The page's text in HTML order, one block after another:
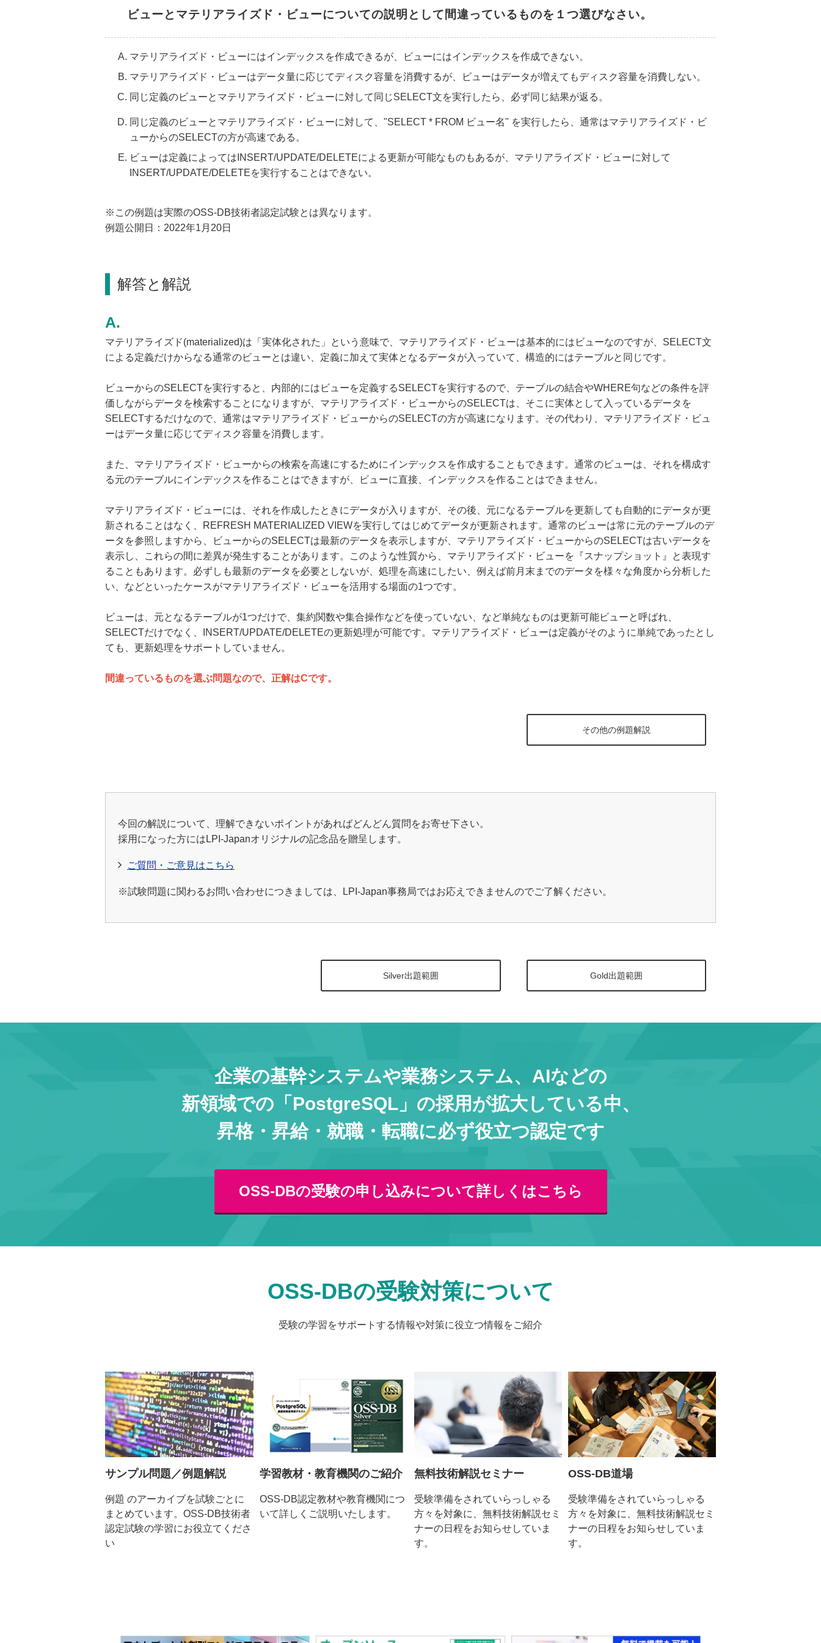
ビューとマテリアライズド・ビューについての説明として間違っているものを１つ選びなさい。
マテリアライズド・ビューにはインデックスを作成できるが、ビューにはインデックスを作成できない。
マテリアライズド・ビューはデータ量に応じてディスク容量を消費するが、ビューはデータが増えてもディスク容量を消費しない。
同じ定義のビューとマテリアライズド・ビューに対して同じSELECT文を実行したら、必ず同じ結果が返る。
同じ定義のビューとマテリアライズド・ビューに対して、"SELECT * FROM ビュー名" を実行したら、通常はマテリアライズド・ビ
ューからのSELECTの方が高速である。
ビューは定義によってはINSERT/UPDATE/DELETEによる更新が可能なものもあるが、マテリアライズド・ビューに対して
INSERT/UPDATE/DELETEを実行することはできない。
※この例題は実際のOSS-DB技術者認定試験とは異なります。
例題公開日：2022年1月20日
解答と解説
マテリアライズド(materialized)は「実体化された」という意味で、マテリアライズド・ビューは基本的にはビューなのですが、SELECT文
による定義だけからなる通常のビューとは違い、定義に加えて実体となるデータが入っていて、構造的にはテーブルと同じです。
ビューからのSELECTを実行すると、内部的にはビューを定義するSELECTを実行するので、テーブルの結合やWHERE句などの条件を評
価しながらデータを検索することになりますが、マテリアライズド・ビューからのSELECTは、そこに実体として入っているデータを
SELECTするだけなので、通常はマテリアライズド・ビューからのSELECTの方が高速になります。その代わり、マテリアライズド・ビュ
ーはデータ量に応じてディスク容量を消費します。
また、マテリアライズド・ビューからの検索を高速にするためにインデックスを作成することもできます。通常のビューは、それを構成す
る元のテーブルにインデックスを作ることはできますが、ビューに直接、インデックスを作ることはできません。
マテリアライズド・ビューには、それを作成したときにデータが入りますが、その後、元になるテーブルを更新しても自動的にデータが更
新されることはなく、REFRESH MATERIALIZED VIEWを実行してはじめてデータが更新されます。通常のビューは常に元のテーブルのデ
ータを参照しますから、ビューからのSELECTは最新のデータを表示しますが、マテリアライズド・ビューからのSELECTは古いデータを
表示し、これらの間に差異が発生することがあります。このような性質から、マテリアライズド・ビューを『スナップショット』と表現す
ることもあります。必ずしも最新のデータを必要としないが、処理を高速にしたい、例えば前月末までのデータを様々な角度から分析した
い、などといったケースがマテリアライズド・ビューを活用する場面の1つです。
ビューは、元となるテーブルが1つだけで、集約関数や集合操作などを使っていない、など単純なものは更新可能ビューと呼ばれ、
SELECTだけでなく、INSERT/UPDATE/DELETEの更新処理が可能です。マテリアライズド・ビューは定義がそのように単純であったとし
ても、更新処理をサポートしていません。
間違っているものを選ぶ問題なので、正解はCです。
その他の例題解説
今回の解説について、理解できないポイントがあればどんどん質問をお寄せ下さい。
採用になった方にはLPI-Japanオリジナルの記念品を贈呈します。
ご質問・ご意見はこちら
※試験問題に関わるお問い合わせにつきましては、LPI-Japan事務局ではお応えできませんのでご了解ください。
Silver出題範囲 Gold出題範囲
企業の基幹システムや業務システム、AIなどの
新領域での「PostgreSQL」の採用が拡大している中、
昇格・昇給・就職・転職に必ず役立つ認定です
OSS-DBの受験の申し込みについて詳しくはこちら
OSS-DBの受験対策について
受験の学習をサポートする情報や対策に役立つ情報をご紹介
サンプル問題／例題解説
例題 のアーカイブを試験ごとに
まとめています。OSS-DB技術者
認定試験の学習にお役立てくださ
い
学習教材・教育機関のご紹介
OSS-DB認定教材や教育機関につ
いて詳しくご説明いたします。
無料技術解説セミナー
受験準備をされていらっしゃる
方々を対象に、無料技術解説セミ
ナーの日程をお知らせしていま
す。
OSS-DB道場
受験準備をされていらっしゃる
方々を対象に、無料技術解説セミ
ナーの日程をお知らせしていま
す。